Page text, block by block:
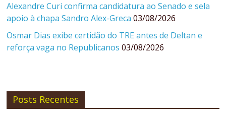
Alexandre Curi confirma candidatura ao Senado e sela
apoio à chapa Sandro Alex-Greca 03/08/2026
Osmar Dias exibe certidão do TRE antes de Deltan e
reforça vaga no Republicanos 03/08/2026
Posts Recentes